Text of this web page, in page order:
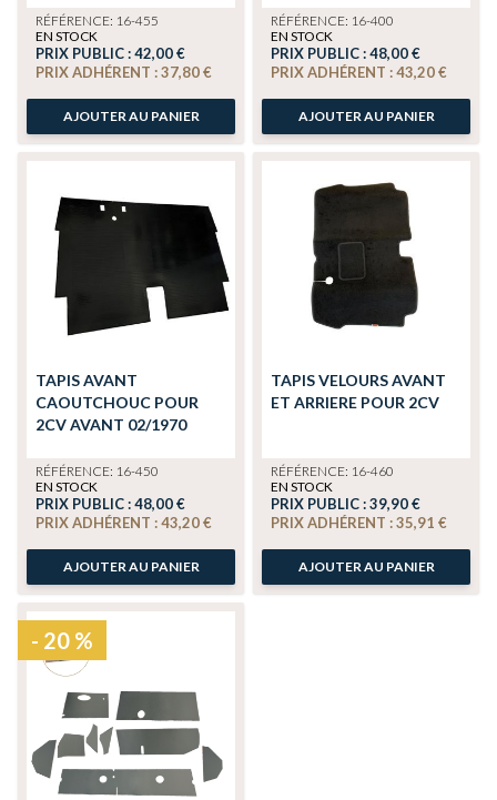
RÉFÉRENCE: 16-455
EN STOCK
PRIX PUBLIC :42,00 €
PRIX ADHÉRENT :37,80 €
AJOUTER AU PANIER
RÉFÉRENCE: 16-400
EN STOCK
PRIX PUBLIC :48,00 €
PRIX ADHÉRENT :43,20 €
AJOUTER AU PANIER
TAPIS AVANT
CAOUTCHOUC POUR
2CV AVANT 02/1970
RÉFÉRENCE: 16-450
EN STOCK
PRIX PUBLIC :48,00 €
PRIX ADHÉRENT :43,20 €
AJOUTER AU PANIER
TAPIS VELOURS AVANT
ET ARRIERE POUR 2CV
RÉFÉRENCE: 16-460
EN STOCK
PRIX PUBLIC :39,90 €
PRIX ADHÉRENT :35,91 €
AJOUTER AU PANIER
- 20 %